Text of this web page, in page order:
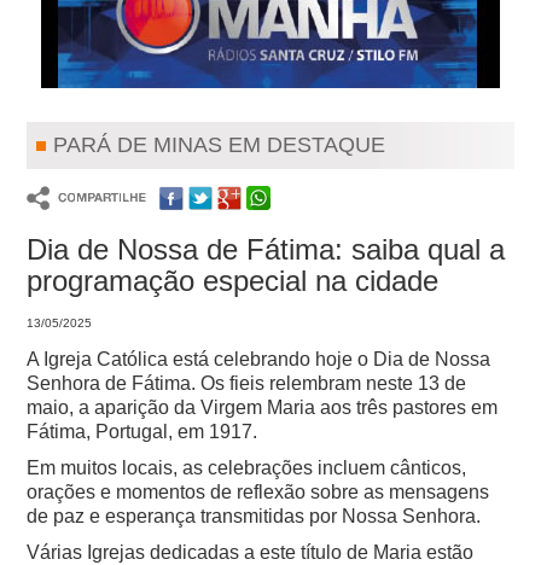
PARÁ DE MINAS EM DESTAQUE
Dia de Nossa de Fátima: saiba qual a
programação especial na cidade
13/05/2025
A Igreja Católica está celebrando hoje o Dia de Nossa
Senhora de Fátima. Os fieis relembram neste 13 de
maio, a aparição da Virgem Maria aos três pastores em
Fátima, Portugal, em 1917.
Em muitos locais, as celebrações incluem cânticos,
orações e momentos de reflexão sobre as mensagens
de paz e esperança transmitidas por Nossa Senhora.
Várias Igrejas dedicadas a este título de Maria estão